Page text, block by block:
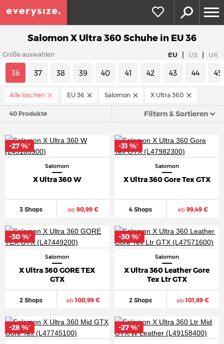
Salomon X Ultra 360 Schuhe in EU 36
Größe auswählen EU | US | UK
36 37 38 39 40 41 42 43 44 45
Alle löschen EU 36 Salomon X Ultra 360
40 Produkte Filtern & Sortieren
Salomon
X Ultra 360 W
3 Shops ab 90,99 €
-27 %*
Salomon
X Ultra 360 Gore Tex GTX
4 Shops ab 99,49 €
-31 %*
Salomon
X Ultra 360 GORE TEX
GTX
2 Shops ab100,99 €
-30 %*
Salomon
X Ultra 360 Leather Gore
Tex Ltr GTX
2 Shops ab101,99 €
-30 %*
-28 %* -27 %*